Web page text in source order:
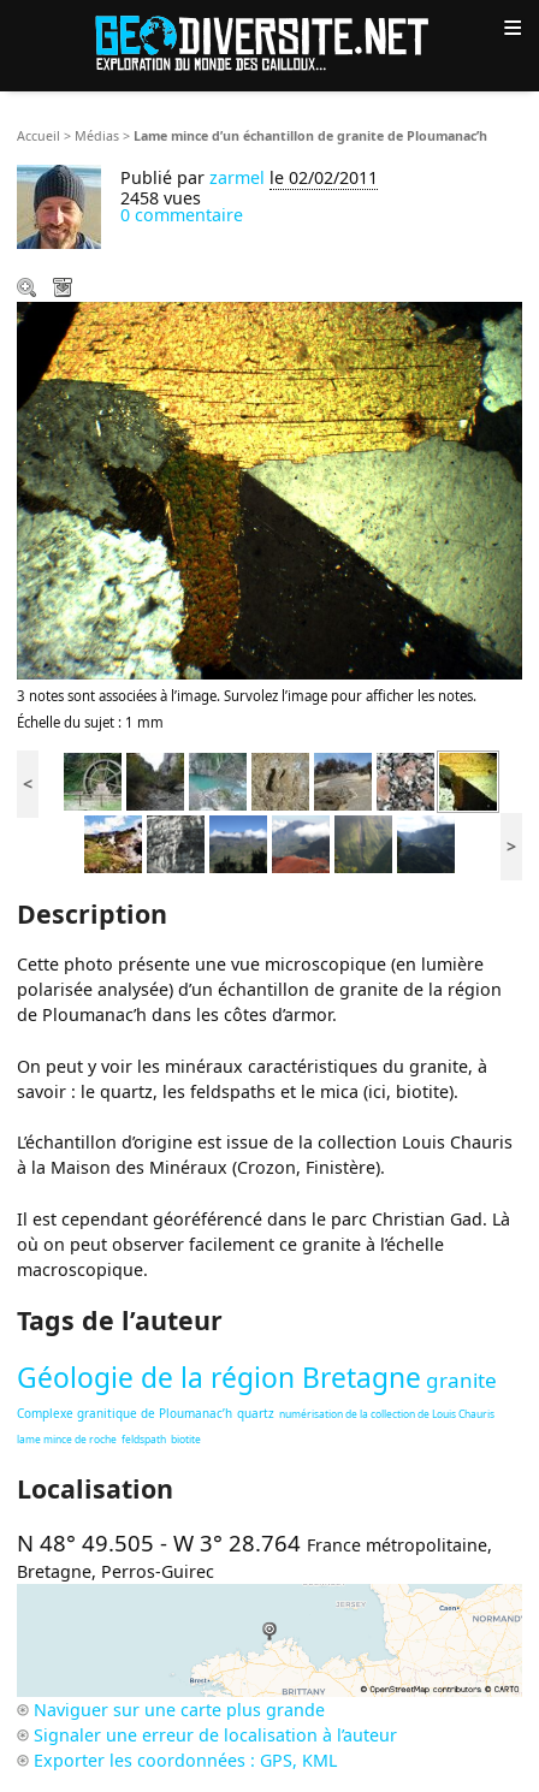
≡
Accueil > Médias > Lame mince d’un échantillon de granite de Ploumanac’h
Publié parzarmel le 02/02/2011
2458 vues
0 commentaire
3 notes sont associées à l’image. Survolez l’image pour afficher les notes.
Échelle du sujet : 1 mm
<
>
Description
Cette photo présente une vue microscopique (en lumière
polarisée analysée) d’un échantillon de granite de la région
de Ploumanac’h dans les côtes d’armor.
On peut y voir les minéraux caractéristiques du granite, à
savoir : le quartz, les feldspaths et le mica (ici, biotite).
L’échantillon d’origine est issue de la collection Louis Chauris
à la Maison des Minéraux (Crozon, Finistère).
Il est cependant géoréférencé dans le parc Christian Gad. Là
où on peut observer facilement ce granite à l’échelle
macroscopique.
Tags de l’auteur
Géologie de la région Bretagne granite
Complexe granitique de Ploumanac’h quartz numérisation de la collection de Louis Chauris
lame mince de roche feldspath biotite
Localisation
N 48° 49.505 -W 3° 28.764 France métropolitaine,
Bretagne, Perros-Guirec
Naviguer sur une carte plus grande
Signaler une erreur de localisation à l’auteur
Exporter les coordonnées : GPS, KML